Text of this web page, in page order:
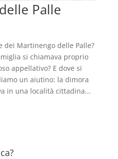
Palle
dei Martinengo delle Palle?
si chiamava proprio
appellativo? E dove si
un aiutino: la dimora
in una località cittadina...